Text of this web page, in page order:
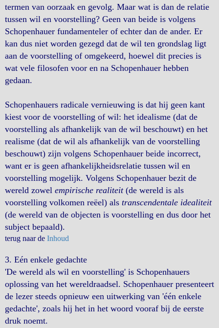
termen van oorzaak en gevolg. Maar wat is dan de relatie
tussen wil en voorstelling? Geen van beide is volgens
Schopenhauer fundamenteler of echter dan de ander. Er
kan dus niet worden gezegd dat de wil ten grondslag ligt
aan de voorstelling of omgekeerd, hoewel dit precies is
wat vele filosofen voor en na Schopenhauer hebben
gedaan.
Schopenhauers radicale vernieuwing is dat hij geen kant
kiest voor de voorstelling of wil: het idealisme (dat de
voorstelling als afhankelijk van de wil beschouwt) en het
realisme (dat de wil als afhankelijk van de voorstelling
beschouwt) zijn volgens Schopenhauer beide incorrect,
want er is geen afhankelijkheidsrelatie tussen wil en
voorstelling mogelijk. Volgens Schopenhauer bezit de
wereld zowel empirische realiteit(de wereld is als
voorstelling volkomen reëel) als transcendentale idealiteit
(de wereld van de objecten is voorstelling en dus door het
subject bepaald).
terug naar de Inhoud
3. Eén enkele gedachte
'De wereld als wil en voorstelling' is Schopenhauers
oplossing van het wereldraadsel. Schopenhauer presenteert
de lezer steeds opnieuw een uitwerking van 'één enkele
gedachte', zoals hij het in het woord vooraf bij de eerste
druk noemt.